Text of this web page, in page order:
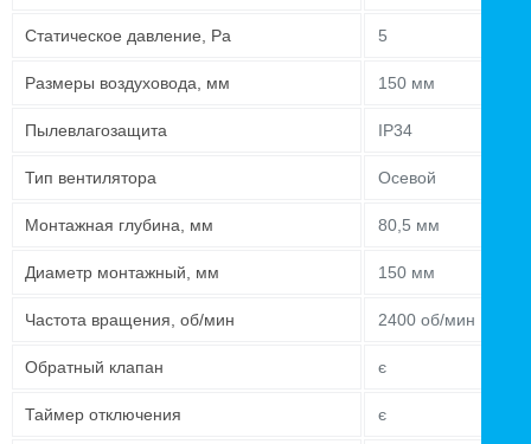
Статическое давление, Pa 5
Размеры воздуховода, мм 150 мм
Пылевлагозащита IP34
Тип вентилятора Осевой
Монтажная глубина, мм 80,5 мм
Диаметр монтажный, мм 150 мм
Частота вращения, об/мин 2400 об/мин
Обратный клапан є
Таймер отключения є